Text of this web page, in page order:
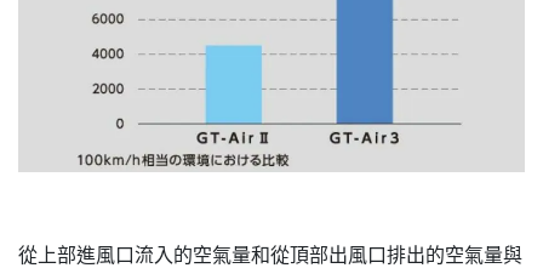
從上部進風口流入的空氣量和從頂部出風口排出的空氣量與